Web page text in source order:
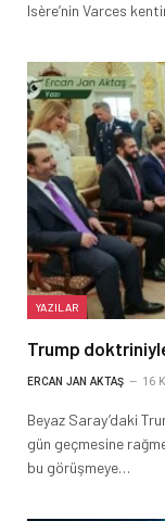
Isère’nin Varces
YAZILAR
Trump
ERCAN JAN AKTAŞ 16
Beyaz Saray’daki
gün geçmesine
bu görüşmeye…